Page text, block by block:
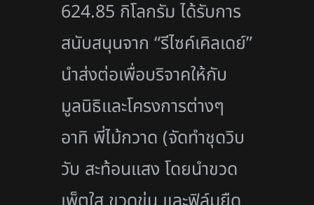
624.85 กิโลกรัม ได้รับการ
สนับสนุนจาก “รีไซค์เคิลเดย์”
นำส่งต่อเพื่อบริจาคให้กับ
มูลนิธิและโครงการต่างๆ
อาทิ พี่ไม้กวาด (จัดทำชุดวิบ
วับ สะท้อนแสง โดยนำขวด